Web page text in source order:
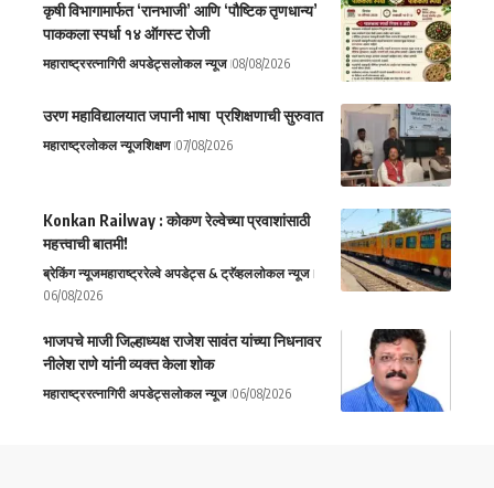
कृषी विभागामार्फत ‘रानभाजी’ आणि ‘पौष्टिक तृणधान्य’
पाककला स्पर्धा १४ ऑगस्ट रोजी
महाराष्ट्ररत्नागिरी अपडेट्सलोकल न्यूज 08/08/2026
उरण महाविद्यालयात जपानी भाषा प्रशिक्षणाची सुरुवात
महाराष्ट्रलोकल न्यूजशिक्षण 07/08/2026
Konkan Railway : कोकण रेल्वेच्या प्रवाशांसाठी
महत्त्वाची बातमी!
ब्रेकिंग न्यूजमहाराष्ट्ररेल्वे अपडेट्स & ट्रॅव्हललोकल न्यूज
06/08/2026
भाजपचे माजी जिल्हाध्यक्ष राजेश सावंत यांच्या निधनावर
नीलेश राणे यांनी व्यक्त केला शोक
महाराष्ट्ररत्नागिरी अपडेट्सलोकल न्यूज 06/08/2026